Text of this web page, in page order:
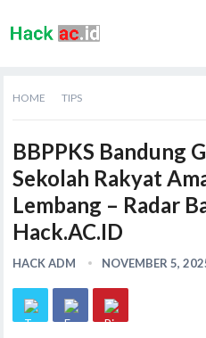
HOME TIPS
BBPPKS Bandung
Sekolah Rakyat
Lembang – Radar
Hack.AC.ID
HACK ADM NOVEMBER 5,